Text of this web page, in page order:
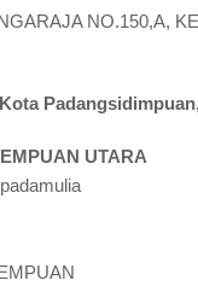
NO.150,A,
UTARA